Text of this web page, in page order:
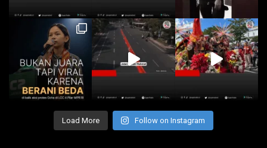
Load More Follow on Instagram